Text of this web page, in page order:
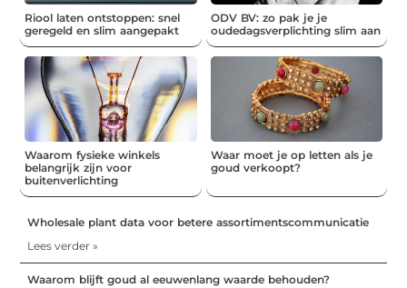
Riool laten ontstoppen: snel
geregeld en slim aangepakt
ODV BV: zo pak je je
oudedagsverplichting slim aan
Waarom fysieke winkels
belangrijk zijn voor
buitenverlichting
Waar moet je op letten als je
goud verkoopt?
Wholesale plant data voor betere assortimentscommunicatie
Lees verder »
Waarom blijft goud al eeuwenlang waarde behouden?